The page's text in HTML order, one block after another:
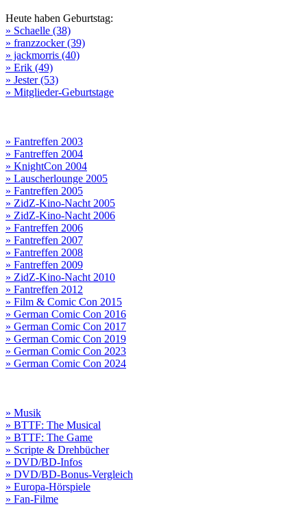
Heute haben Geburtstag:
» Schaelle (38)
» franzzocker (39)
» jackmorris (40)
» Erik (49)
» Jester (53)
» Mitglieder-Geburtstage
» Fantreffen 2003
» Fantreffen 2004
» KnightCon 2004
» Lauscherlounge 2005
» Fantreffen 2005
» ZidZ-Kino-Nacht 2005
» ZidZ-Kino-Nacht 2006
» Fantreffen 2006
» Fantreffen 2007
» Fantreffen 2008
» Fantreffen 2009
» ZidZ-Kino-Nacht 2010
» Fantreffen 2012
» Film & Comic Con 2015
» German Comic Con 2016
» German Comic Con 2017
» German Comic Con 2019
» German Comic Con 2023
» German Comic Con 2024
» Musik
» BTTF: The Musical
» BTTF: The Game
» Scripte & Drehbücher
» DVD/BD-Infos
» DVD/BD-Bonus-Vergleich
» Europa-Hörspiele
» Fan-Filme